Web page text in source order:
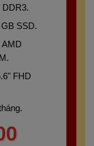
DDR3.
SSD.
AMD
FHD